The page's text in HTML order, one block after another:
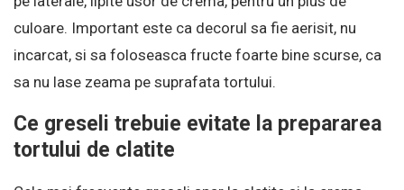
culoare. Important este ca decorul sa fie aerisit, nu
incarcat, si sa foloseasca fructe foarte bine scurse, ca
sa nu lase zeama pe suprafata tortului.
Ce greseli trebuie evitate la prepararea
tortului de clatite